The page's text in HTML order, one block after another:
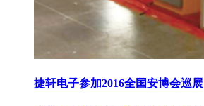
捷轩电子参加2016全国安博会巡展